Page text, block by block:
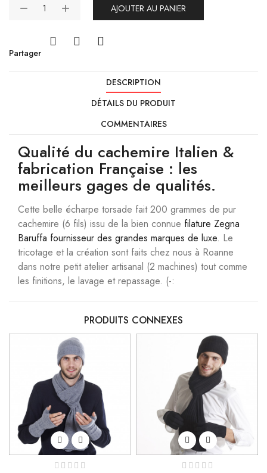
AJOUTER AU PANIER
Partager
DESCRIPTION
DÉTAILS DU PRODUIT
COMMENTAIRES
Qualité du cachemire Italien &
fabrication Française : les
meilleurs gages de qualités.
Cette belle écharpe torsade fait 200 grammes de pur
cachemire (6 fils) issu de la bien connue filature Zegna
Baruffa fournisseur des grandes marques de luxe. Le
tricotage et la création sont faits chez nous à Roanne
dans notre petit atelier artisanal (2 machines) tout comme
les finitions, le lavage et repassage. (-:
PRODUITS CONNEXES